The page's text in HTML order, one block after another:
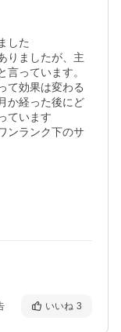
した
りましたが、主
言っています。
て効果は変わる
か経った後にど
ています
ンランク下のサ
いいね 3